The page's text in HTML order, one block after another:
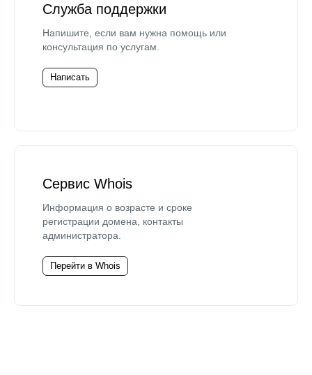
Служба поддержки
Напишите, если вам нужна помощь или
консультация по услугам.
Написать
Сервис Whois
Информация о возрасте и сроке
регистрации домена, контакты
администратора.
Перейти в Whois